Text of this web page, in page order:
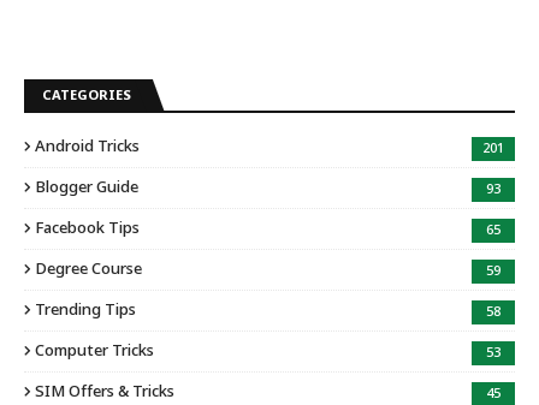
CATEGORIES
Android Tricks 201
Blogger Guide 93
Facebook Tips 65
Degree Course 59
Trending Tips 58
Computer Tricks 53
SIM Offers & Tricks 45